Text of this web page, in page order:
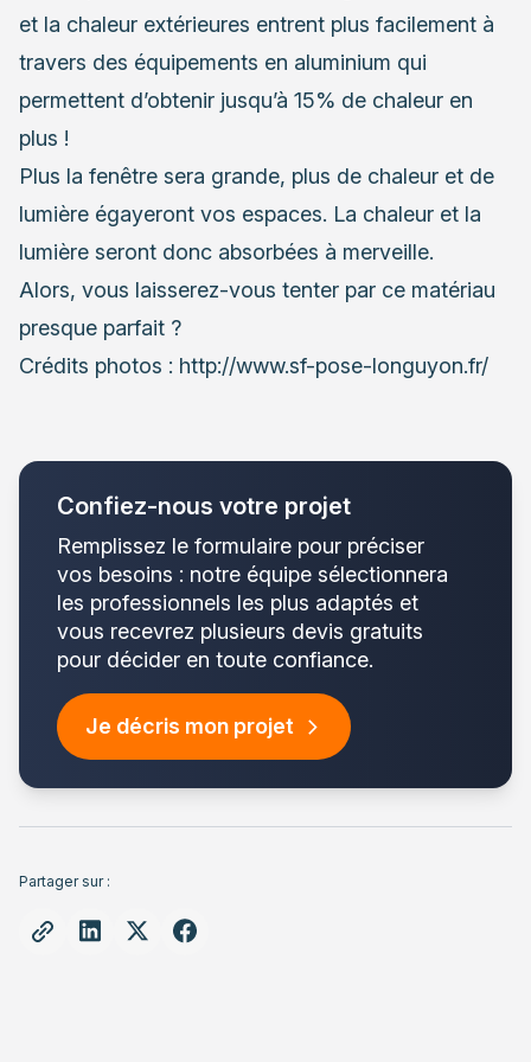
et la chaleur extérieures entrent plus facilement à
travers des équipements en aluminium qui
permettent d’obtenir jusqu’à 15% de chaleur en
plus !
Plus la fenêtre sera grande, plus de chaleur et de
lumière égayeront vos espaces. La chaleur et la
lumière seront donc absorbées à merveille.
Alors, vous laisserez-vous tenter par ce matériau
presque parfait ?
Crédits photos : http://www.sf-pose-longuyon.fr/
Confiez-nous votre projet
Remplissez le formulaire pour préciser
vos besoins : notre équipe sélectionnera
les professionnels les plus adaptés et
vous recevrez plusieurs devis gratuits
pour décider en toute confiance.
Je décris mon projet
Partager sur :